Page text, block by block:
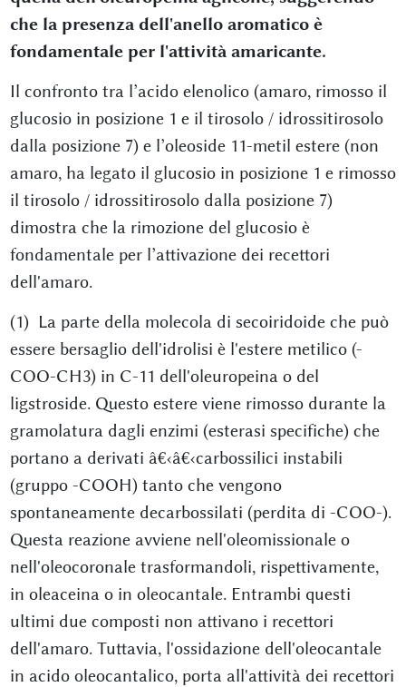
che la presenza dell'anello aromatico è
fondamentale per l'attività amaricante.
Il confronto tra l’acido elenolico (amaro, rimosso il
glucosio in posizione 1 e il tirosolo / idrossitirosolo
dalla posizione 7) e l’oleoside 11-metil estere (non
amaro, ha legato il glucosio in posizione 1 e rimosso
il tirosolo / idrossitirosolo dalla posizione 7)
dimostra che la rimozione del glucosio è
fondamentale per l’attivazione dei recettori
dell'amaro.
(1) La parte della molecola di secoiridoide che può
essere bersaglio dell'idrolisi è l'estere metilico (-
COO-CH3) in C-11 dell'oleuropeina o del
ligstroside. Questo estere viene rimosso durante la
gramolatura dagli enzimi (esterasi specifiche) che
portano a derivati â€‹â€‹carbossilici instabili
(gruppo -COOH) tanto che vengono
spontaneamente decarbossilati (perdita di -COO-).
Questa reazione avviene nell'oleomissionale o
nell'oleocoronale trasformandoli, rispettivamente,
in oleaceina o in oleocantale. Entrambi questi
ultimi due composti non attivano i recettori
dell'amaro. Tuttavia, l'ossidazione dell'oleocantale
in acido oleocantalico, porta all'attività dei recettori